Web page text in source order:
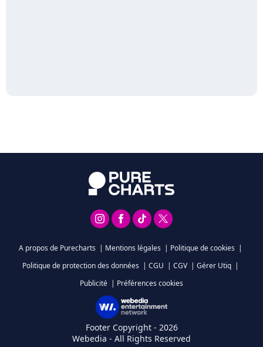
A propos de Purecharts | Mentions légales | Politique de cookies |
Politique de protection des données | CGU | CGV | Gérer Utiq |
Publicité | Préférences cookies
Footer Copyright - 2026
Webedia - All Rights Reserved